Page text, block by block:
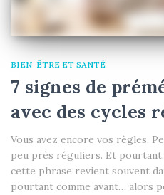
BIEN-ÊTRE ET SANTÉ
7 signes de
avec des cycles
Vous avez encore vos règles.
peu près réguliers. Et
cette phrase revient souvent
pourtant comme avant… alors